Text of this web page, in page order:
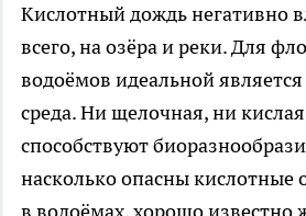
Кислотный дождь негативно
всего, на озёра и реки. Для
водоёмов идеальной
среда. Ни щелочная, ни
способствуют
насколько опасны кислотные